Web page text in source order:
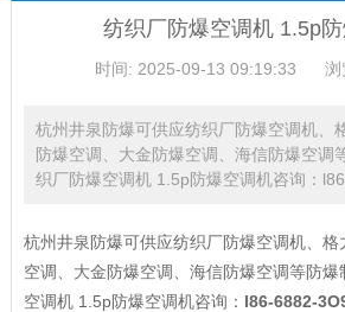
纺织厂防爆空调机 1.5p
时间: 2025-09-13 09:19:33 浏
杭州井泉防爆可供应纺织厂防爆空调机、
防爆空调、大金防爆空调、海信防爆空调
织厂防爆空调机 1.5p防爆空调机咨询：
杭州井泉防爆可供应纺织厂防爆空调机、
空调、大金防爆空调、海信防爆空调等防
空调机 1.5p防爆空调机咨询： l86-6882-